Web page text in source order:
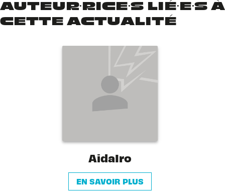
AUTEUR·RICE·S LIÉ·E·S À
CETTE ACTUALITÉ
AidaIro
EN SAVOIR PLUS